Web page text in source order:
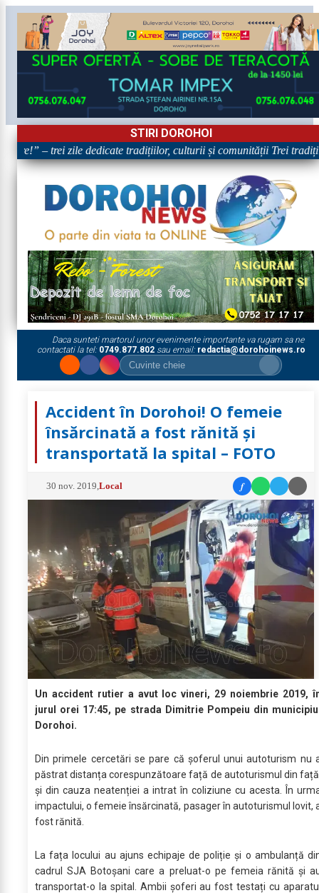
STIRI DOROHOI
– trei zile dedicate tradițiilor, culturii și comunității Trei tradiții.
Daca sunteti martorul unor evenimente importante va rugam sa ne
contactati la tel: 0749.877.802sau email: redactia@dorohoinews.ro
Accident în Dorohoi! O femeie
însărcinată a fost rănită și
transportată la spital – FOTO
30 nov. 2019 ,Local f
Un accident rutier a avut loc vineri, 29 noiembrie 2019,
jurul orei 17:45, pe strada Dimitrie Pompeiu din
Dorohoi.
Din primele cercetări se pare că șoferul unui autoturism nu
păstrat distanța corespunzătoare față de autoturismul din
și din cauza neatenției a intrat în coliziune cu acesta. În
impactului, o femeie însărcinată, pasager în autoturismul lovit,
fost rănită.
La fața locului au ajuns echipaje de poliție și o ambulanță
cadrul SJA Botoșani care a preluat-o pe femeia rănită și
transportat-o la spital. Ambii șoferi au fost testați cu